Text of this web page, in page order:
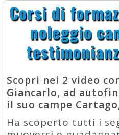
Corsi di
noleggio
Scopri nei 2 video
Giancarlo, ad
il suo campe
Ha scoperto tutti i